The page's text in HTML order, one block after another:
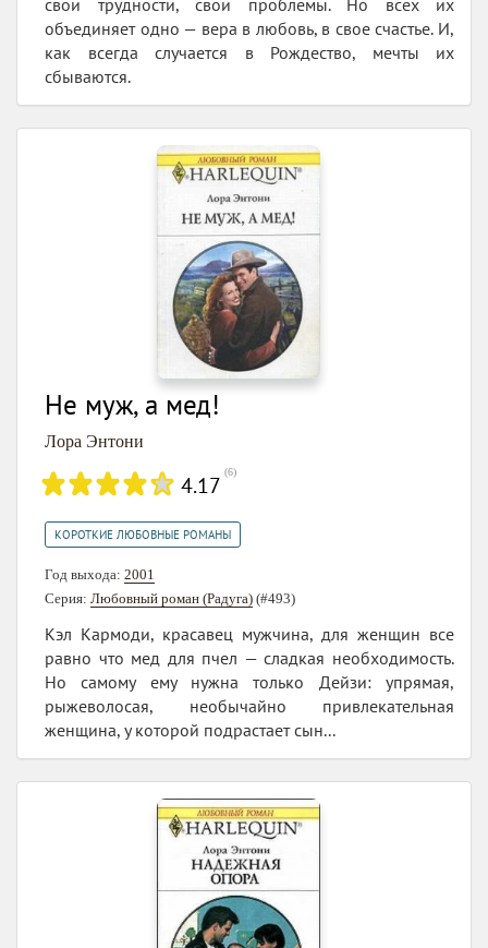
объединяет одно — вера в любовь, в свое счастье. И,
как всегда случается в Рождество, мечты их
сбываются.
Не муж, а мед!
Лора Энтони
4.17 (6)
КОРОТКИЕ ЛЮБОВНЫЕ РОМАНЫ
Год выхода: 2001
Серия: Любовный роман (Радуга) (#493)
Кэл Кармоди, красавец мужчина, для женщин все
равно что мед для пчел — сладкая необходимость.
Но самому ему нужна только Дейзи: упрямая,
рыжеволосая, необычайно привлекательная
женщина, у которой подрастает сын...